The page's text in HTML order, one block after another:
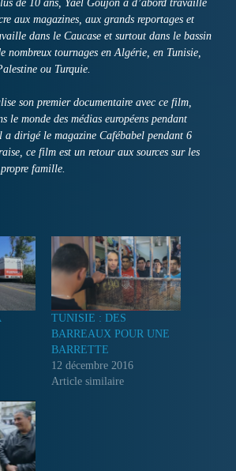
de 10 ans, Yaël Goujon a d’abord travaillé
aux magazines, aux grands reportages et
dans le Caucase et surtout dans le bassin
nombreux tournages en Algérie, en Tunisie,
ou Turquie.
son premier documentaire avec ce film,
le monde des médias européens pendant
a dirigé le magazine Cafébabel pendant 6
ce film est un retour aux sources sur les
famille.
TUNISIE : DES
BARREAUX POUR UNE
BARRETTE
12 décembre 2016
Article similaire